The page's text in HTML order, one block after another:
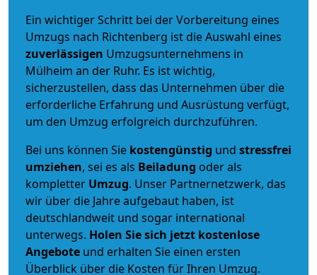
Ein wichtiger Schritt bei der Vorbereitung eines
Umzugs nach Richtenberg ist die Auswahl eines
zuverlässigen Umzugsunternehmens in
Mülheim an der Ruhr. Es ist wichtig,
sicherzustellen, dass das Unternehmen über die
erforderliche Erfahrung und Ausrüstung verfügt,
um den Umzug erfolgreich durchzuführen.
Bei uns können Sie kostengünstig und stressfrei
umziehen, sei es als Beiladung oder als
kompletter Umzug. Unser Partnernetzwerk, das
wir über die Jahre aufgebaut haben, ist
deutschlandweit und sogar international
unterwegs. Holen Sie sich jetzt kostenlose
Angebote und erhalten Sie einen ersten
Überblick über die Kosten für Ihren Umzug.